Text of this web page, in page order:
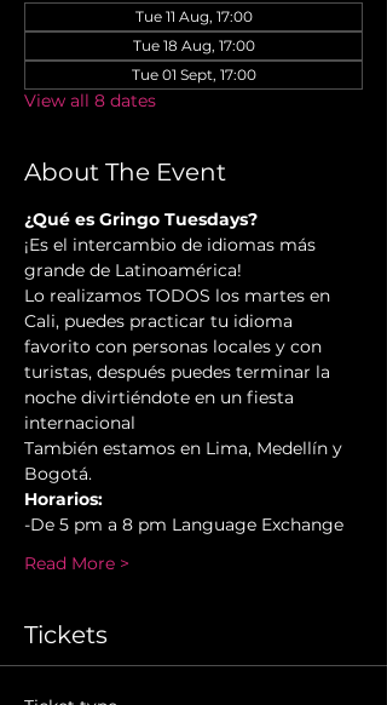
Tue 11 Aug, 17:00
Tue 18 Aug, 17:00
Tue 01 Sept, 17:00
View all 8 dates
About The Event
¿Qué es Gringo Tuesdays?
¡Es el intercambio de idiomas más
grande de Latinoamérica!
Lo realizamos TODOS los martes en
Cali, puedes practicar tu idioma
favorito con personas locales y con
turistas, después puedes terminar la
noche divirtiéndote en un fiesta
internacional
También estamos en Lima, Medellín y
Bogotá.
Horarios:
-De 5 pm a 8 pm Language Exchange
Read More >
Tickets